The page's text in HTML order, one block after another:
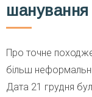
шанування
Про точне
більш
Дата 21 грудня